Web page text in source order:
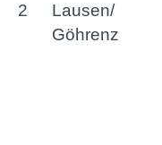
2
Lausen/
Göhrenz